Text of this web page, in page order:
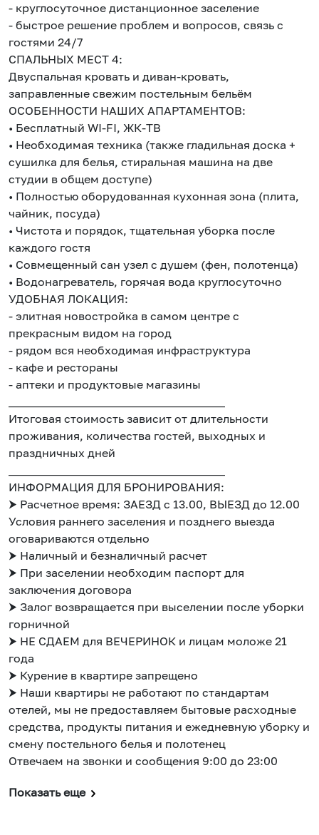
- круглосуточное дистанционное заселение
- быстрое решение проблем и вопросов, связь с
гостями 24/7
СПАЛЬНЫХ МЕСТ 4:
Двуспальная кровать и диван-кровать,
заправленные свежим постельным бельём
ОСОБЕННОСТИ НАШИХ АПАРТАМЕНТОВ:
• Бесплатный WI-FI, ЖК-ТВ
• Необходимая техника (также гладильная доска +
сушилка для белья, стиральная машина на две
студии в общем доступе)
• Полностью оборудованная кухонная зона (плита,
чайник, посуда)
• Чистота и порядок, тщательная уборка после
каждого гостя
• Совмещенный сан узел с душем (фен, полотенца)
• Водонагреватель, горячая вода круглосуточно
УДОБНАЯ ЛОКАЦИЯ:
- элитная новостройка в самом центре с
прекрасным видом на город
- рядом вся необходимая инфраструктура
- кафе и рестораны
- аптеки и продуктовые магазины
Итоговая стоимость зависит от длительности
проживания, количества гостей, выходных и
праздничных дней
ИНФОРМАЦИЯ ДЛЯ БРОНИРОВАНИЯ:
⮞ Расчетное время: ЗАЕЗД с 13.00, ВЫЕЗД до 12.00
Условия раннего заселения и позднего выезда
оговариваются отдельно
⮞ Наличный и безналичный расчет
⮞ При заселении необходим паспорт для
заключения договора
⮞ Залог возвращается при выселении после уборки
горничной
⮞ НЕ СДАЕМ для ВЕЧЕРИНОК и лицам моложе 21
года
⮞ Курение в квартире запрещено
⮞ Наши квартиры не работают по стандартам
отелей, мы не предоставляем бытовые расходные
средства, продукты питания и ежедневную уборку и
смену постельного белья и полотенец
Отвечаем на звонки и сообщения 9:00 до 23:00
Показать еще